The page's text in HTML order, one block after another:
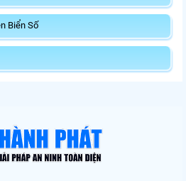
Biển Số